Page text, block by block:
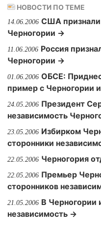
НОВОСТИ ПО ТЕМЕ
14.06.2006 США признали
Черногории →
11.06.2006 Россия
Черногории →
01.06.2006 ОБСЕ:
пример с Черногории
24.05.2006 Президент
независимость
23.05.2006 Избирком
сторонники
22.05.2006 Черногория
22.05.2006 Премьер
сторонников
21.05.2006 В Черногории
независимость →